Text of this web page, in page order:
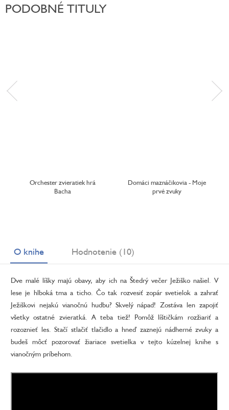
PODOBNÉ TITULY
Orchester zvieratiek hrá
Bacha
Domáci maznáčikovia - Moje
prvé zvuky
O knihe Hodnotenie (10)
Dve malé líšky majú obavy, aby ich na Štedrý večer Ježiško našiel. V
lese je hlboká tma a ticho. Čo tak rozvesiť zopár svetielok a zahrať
Ježiškovi nejakú vianočnú hudbu? Skvelý nápad! Zostáva len zapojiť
všetky ostatné zvieratká. A teba tiež! Pomôž líštičkám rozžiariť a
rozoznieť les. Stačí stlačiť tlačidlo a hneď zaznejú nádherné zvuky a
budeš môcť pozorovať žiariace svetielka v tejto kúzelnej knihe s
vianočným príbehom.